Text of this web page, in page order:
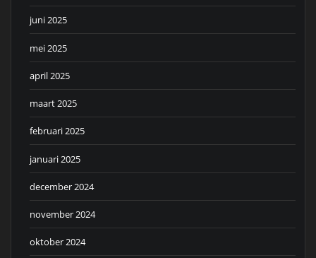
juni 2025
mei 2025
april 2025
maart 2025
februari 2025
januari 2025
december 2024
november 2024
oktober 2024